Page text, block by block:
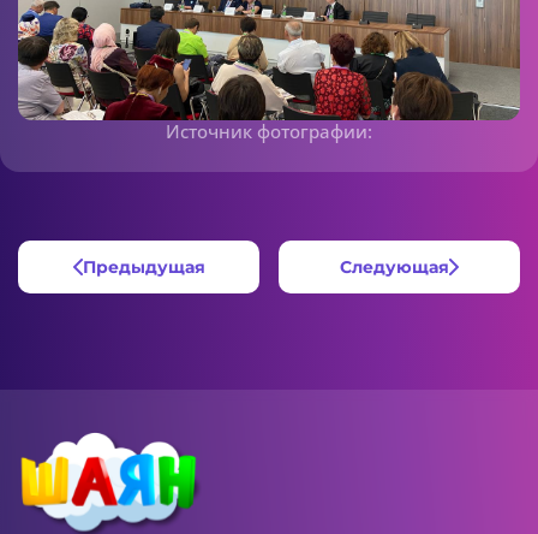
Источник фотографии:
Предыдущая Следующая